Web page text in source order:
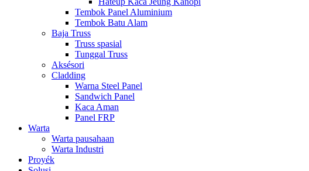
Tembok Panel Aluminium
Tembok Batu Alam
Baja Truss
Truss spasial
Tunggal Truss
Aksésori
Cladding
Warna Steel Panel
Sandwich Panel
Kaca Aman
Panel FRP
Warta
Warta pausahaan
Warta Industri
Proyék